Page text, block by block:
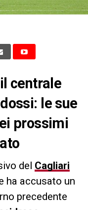
centrale
le sue
prossimi
del Cagliari
ha accusato un
precedente